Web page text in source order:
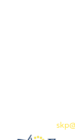
skp